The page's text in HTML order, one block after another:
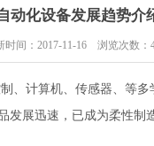
动化设备发展趋势介
时间：2017-11-16 浏览次数：
、计算机、传感器、等
展迅速，已成为柔性制